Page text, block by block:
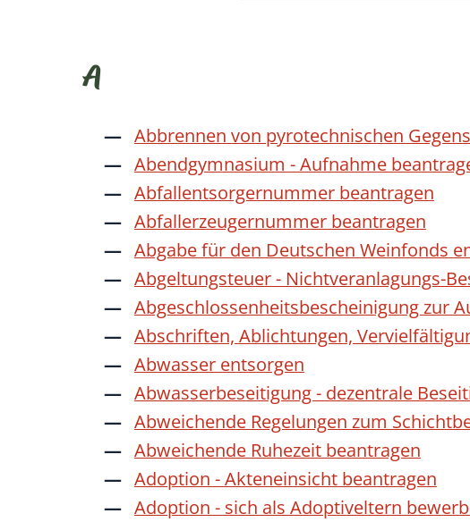
A
Abbrennen von pyrotechnischen
Abendgymnasium - Aufnahme
Abfallentsorgernummer beantragen
Abfallerzeugernummer beantragen
Abgabe für den Deutschen Weinfonds
Abgeltungsteuer - Nichtveranlagungs-
Abgeschlossenheitsbescheinigung zur
Abschriften, Ablichtungen,
Abwasser entsorgen
Abwasserbeseitigung - dezentrale
Abweichende Regelungen zum
Abweichende Ruhezeit beantragen
Adoption - Akteneinsicht beantragen
Adoption - sich als Adoptiveltern